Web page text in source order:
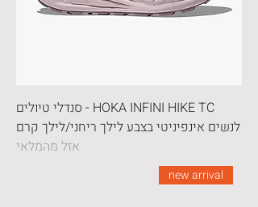
HOKA INFINI HIKE TC - סנדלי טיולים
לנשים אינפיניטי בצבע לילך ריחני/לילך קרם
אזל מהמלאי
new arrival